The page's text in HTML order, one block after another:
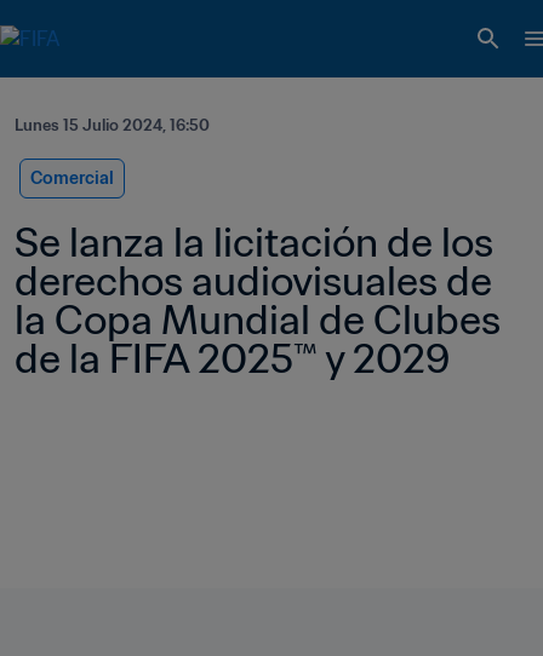
Lunes 15 Julio 2024, 16:50
Comercial
Se lanza la licitación de los
derechos audiovisuales de
la Copa Mundial de Clubes
de la FIFA 2025™ y 2029